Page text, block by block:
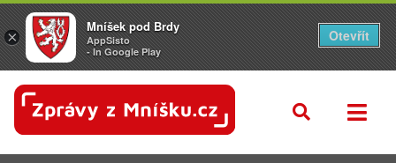
×
Mníšek pod Brdy
AppSisto
- In Google Play
Otevřít